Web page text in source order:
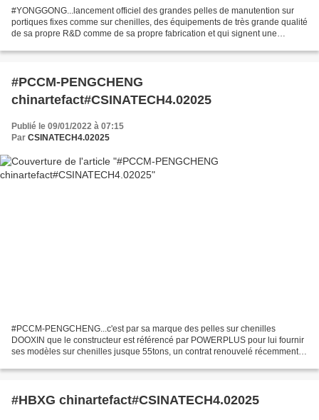
#YONGGONG...lancement officiel des grandes pelles de manutention sur
portiques fixes comme sur chenilles, des équipements de très grande qualité
de sa propre R&D comme de sa propre fabrication et qui signent une
#PCCM-PENGCHENG
chinartefact#CSINATECH4.02025
Publié le 09/01/2022 à 07:15
Par CSINATECH4.02025
#PCCM-PENGCHENG...c'est par sa marque des pelles sur chenilles
DOOXIN que le constructeur est référencé par POWERPLUS pour lui fournir
ses modèles sur chenilles jusque 55tons, un contrat renouvelé récemment
#HBXG chinartefact#CSINATECH4.02025